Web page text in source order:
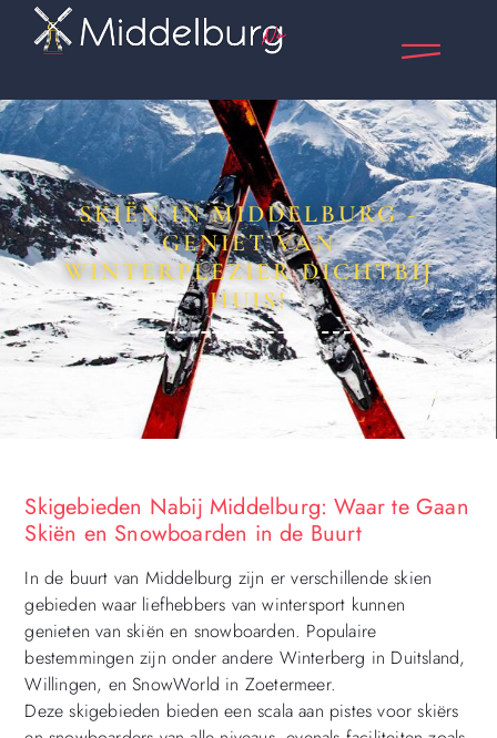
SKIËN IN MIDDELBURG -
GENIET VAN
WINTERPLEZIER DICHTBIJ
HUIS!
Skigebieden Nabij Middelburg: Waar te Gaan
Skiën en Snowboarden in de Buurt
In de buurt van Middelburg zijn er verschillende skien
gebieden waar liefhebbers van wintersport kunnen
genieten van skiën en snowboarden. Populaire
bestemmingen zijn onder andere Winterberg in Duitsland,
Willingen, en SnowWorld in Zoetermeer.
Deze skigebieden bieden een scala aan pistes voor skiërs